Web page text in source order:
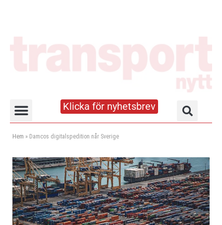
Klicka för nyhetsbrev
Hem » Damcos digitalspedition når Sverige